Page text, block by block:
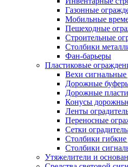
Газонные
Мобильные
Пешеходные
Строительные
Столбики
Фан-барьеры
Пластиковые
Вехи
Дорожные
Дорожные
Конусы
Ленты
Переносные
Сетки
Столбики
Столбики
Утяжелители и